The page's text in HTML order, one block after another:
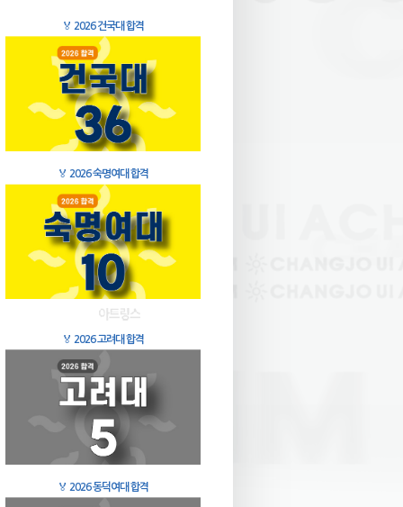
🏅 2026 건국대 합격
🏅 2026 숙명여대 합격
🏅 2026 고려대 합격
🏅 2026 동덕여대 합격